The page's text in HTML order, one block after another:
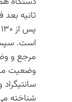
است.
مرجع و
شناخته